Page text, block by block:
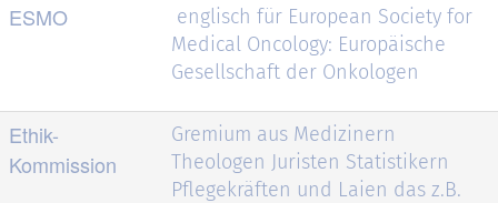
ESMO
englisch für European Society for
Medical Oncology: Europäische
Gesellschaft der Onkologen
Ethik-
Kommission
Gremium aus Medizinern
Theologen Juristen Statistikern
Pflegekräften und Laien das z.B.